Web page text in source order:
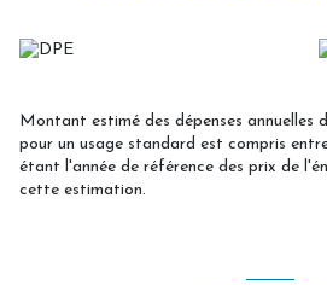
Montant estimé des dépenses annuelles
pour un usage standard est compris
étant l'année de référence des prix de
cette estimation.